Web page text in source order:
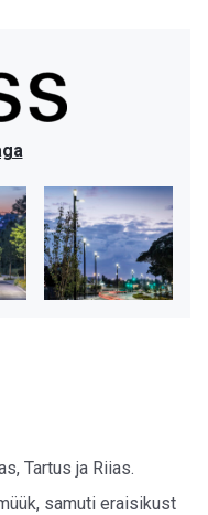
Tartus ja Riias.
samuti eraisikust